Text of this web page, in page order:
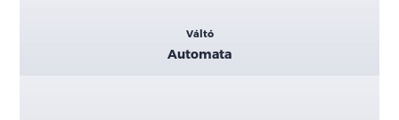
Váltó
Automata